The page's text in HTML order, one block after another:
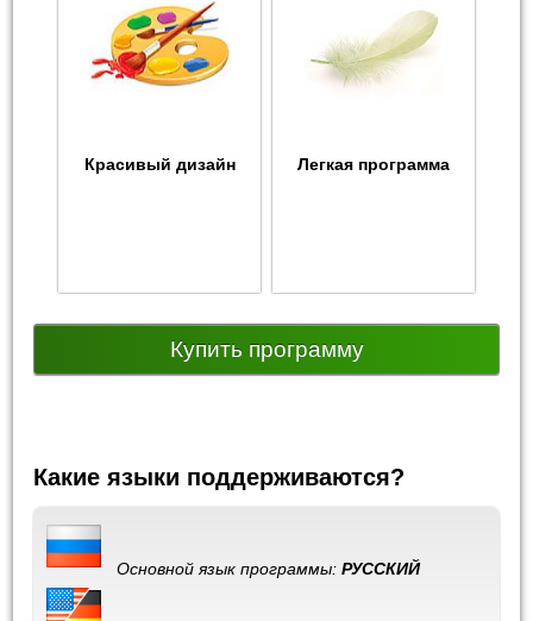
Красивый дизайн Легкая программа
Купить программу
Какие языки поддерживаются?
Основной язык программы:РУССКИЙ